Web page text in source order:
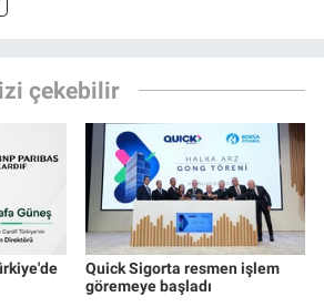
çekebilir
Quick Sigorta resmen işlem
göremeye başladı